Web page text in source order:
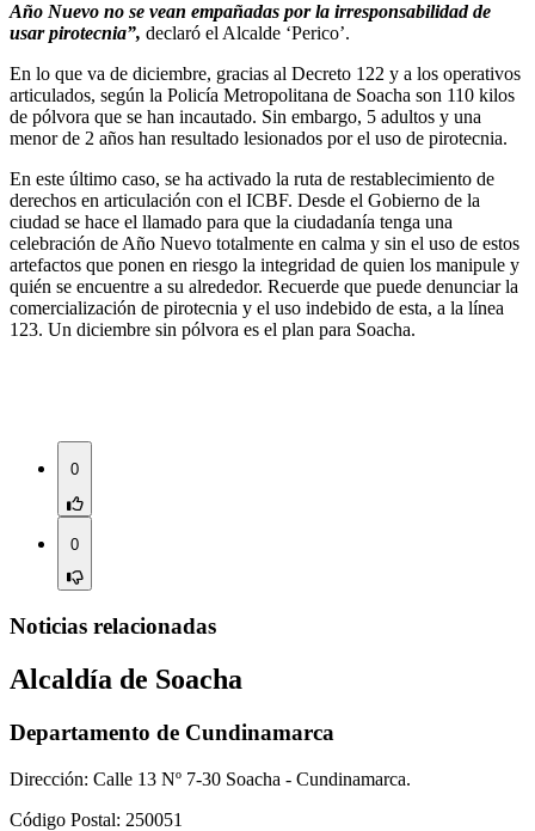
Año Nuevo no se vean empañadas por la irresponsabilidad de
usar pirotecnia”, declaró el Alcalde ‘Perico’.
En lo que va de diciembre, gracias al Decreto 122 y a los operativos
articulados, según la Policía Metropolitana de Soacha son 110 kilos
de pólvora que se han incautado. Sin embargo, 5 adultos y una
menor de 2 años han resultado lesionados por el uso de pirotecnia.
En este último caso, se ha activado la ruta de restablecimiento de
derechos en articulación con el ICBF. Desde el Gobierno de la
ciudad se hace el llamado para que la ciudadanía tenga una
celebración de Año Nuevo totalmente en calma y sin el uso de estos
artefactos que ponen en riesgo la integridad de quien los manipule y
quién se encuentre a su alrededor. Recuerde que puede denunciar la
comercialización de pirotecnia y el uso indebido de esta, a la línea
123. Un diciembre sin pólvora es el plan para Soacha.​
0
0
Noticias relacionadas
Alcaldía de Soacha
Departamento de Cundinamarca
Dirección: Calle 13 Nº 7-30 Soacha - Cundinamarca.
Código Postal: 250051